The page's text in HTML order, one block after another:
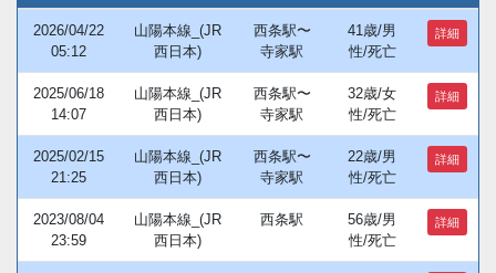
2026/04/22
05:12
山陽本線_(JR
西日本)
西条駅〜
寺家駅
41歳/男
性/死亡
詳細
2025/06/18
14:07
山陽本線_(JR
西日本)
西条駅〜
寺家駅
32歳/女
性/死亡
詳細
2025/02/15
21:25
山陽本線_(JR
西日本)
西条駅〜
寺家駅
22歳/男
性/死亡
詳細
2023/08/04
23:59
山陽本線_(JR
西日本)
西条駅
56歳/男
性/死亡
詳細